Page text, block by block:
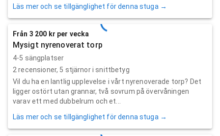
Läs mer och se tillgänglighet för denna stuga →
Från 3 200 kr per vecka
Mysigt nyrenoverat torp
4-5 sängplatser
2 recensioner, 5 stjärnor i snittbetyg
Vil du ha en lantlig upplevelse i vårt nyrenoverade torp? Det
ligger ostört utan grannar, två sovrum på övervåningen
varav ett med dubbelrum och et...
Läs mer och se tillgänglighet för denna stuga →